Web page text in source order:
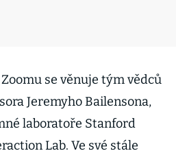
se věnuje tým vědců
Jeremyho Bailensona,
laboratoře Stanford
Lab. Ve své stále